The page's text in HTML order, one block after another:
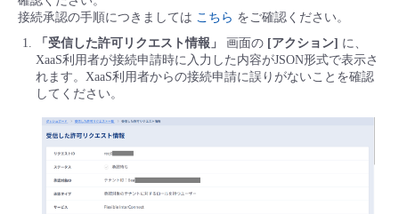
接続承認の手順につきましては こちら をご確認ください。
「受信した許可リクエスト情報」
画面の [アクション] に、
XaaS利用者が接続申請時に入力した内容がJSON形式で表示さ
れます。XaaS利用者からの接続申請に誤りがないことを確認
してください。